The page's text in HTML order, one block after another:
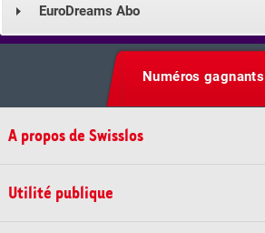
EuroDreams Abo
Numéros gagnants
A propos de Swisslos
Utilité publique